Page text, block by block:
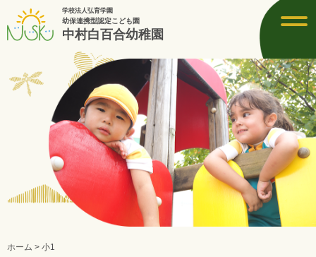
学校法人弘育学園
幼保連携型認定こども園
中村白百合幼稚園
ホーム > 小1